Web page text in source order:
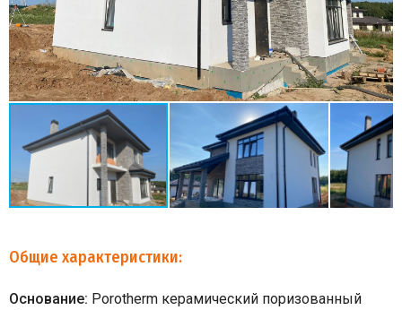
Общие характеристики:
Основание: Porotherm керамический поризованный